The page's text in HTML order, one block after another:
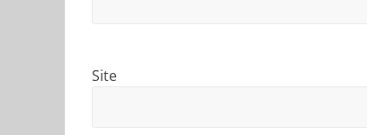
Site